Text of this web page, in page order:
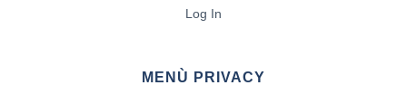
Log In
MENÙ PRIVACY